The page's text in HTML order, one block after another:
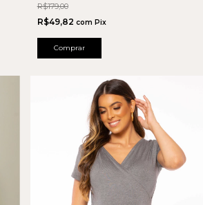
R$179,00
R$49,82 com Pix
Comprar